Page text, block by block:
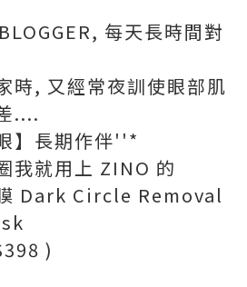
每天長時間對
時, 又經常夜訓使眼部肌
....
】長期作伴''*
我就用上 ZINO 的
Dark Circle Removal
)